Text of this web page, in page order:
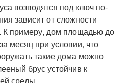
возводятся под ключ по-
зависит от сложности
К примеру, дом площадью до
месяц при условии, что
такие дома можно
брус устойчив к
среды.